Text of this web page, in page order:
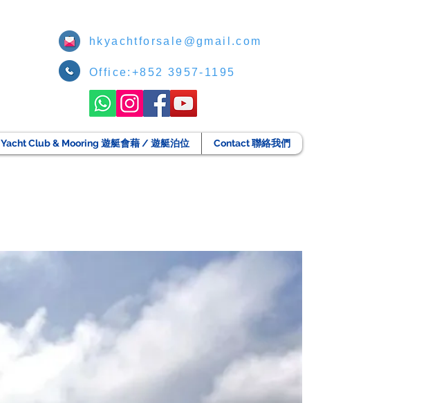
hkyachtforsale@gmail.com
Office:+852 3957-1195
Yacht Club & Mooring 遊艇會藉 / 遊艇泊位 Contact 聯絡我們